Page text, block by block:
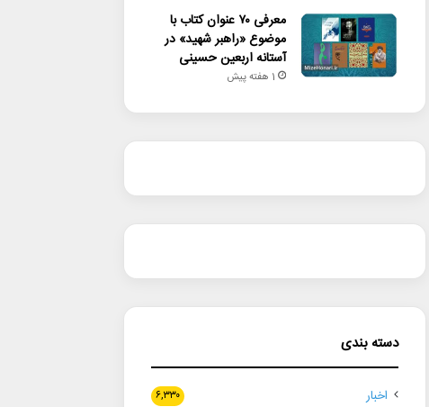
معرفی ۷۰ عنوان کتاب با
موضوع «راهبر شهید» در
آستانه اربعین حسینی
1 هفته پیش
دسته بندی
اخبار ۶,۳۳۰